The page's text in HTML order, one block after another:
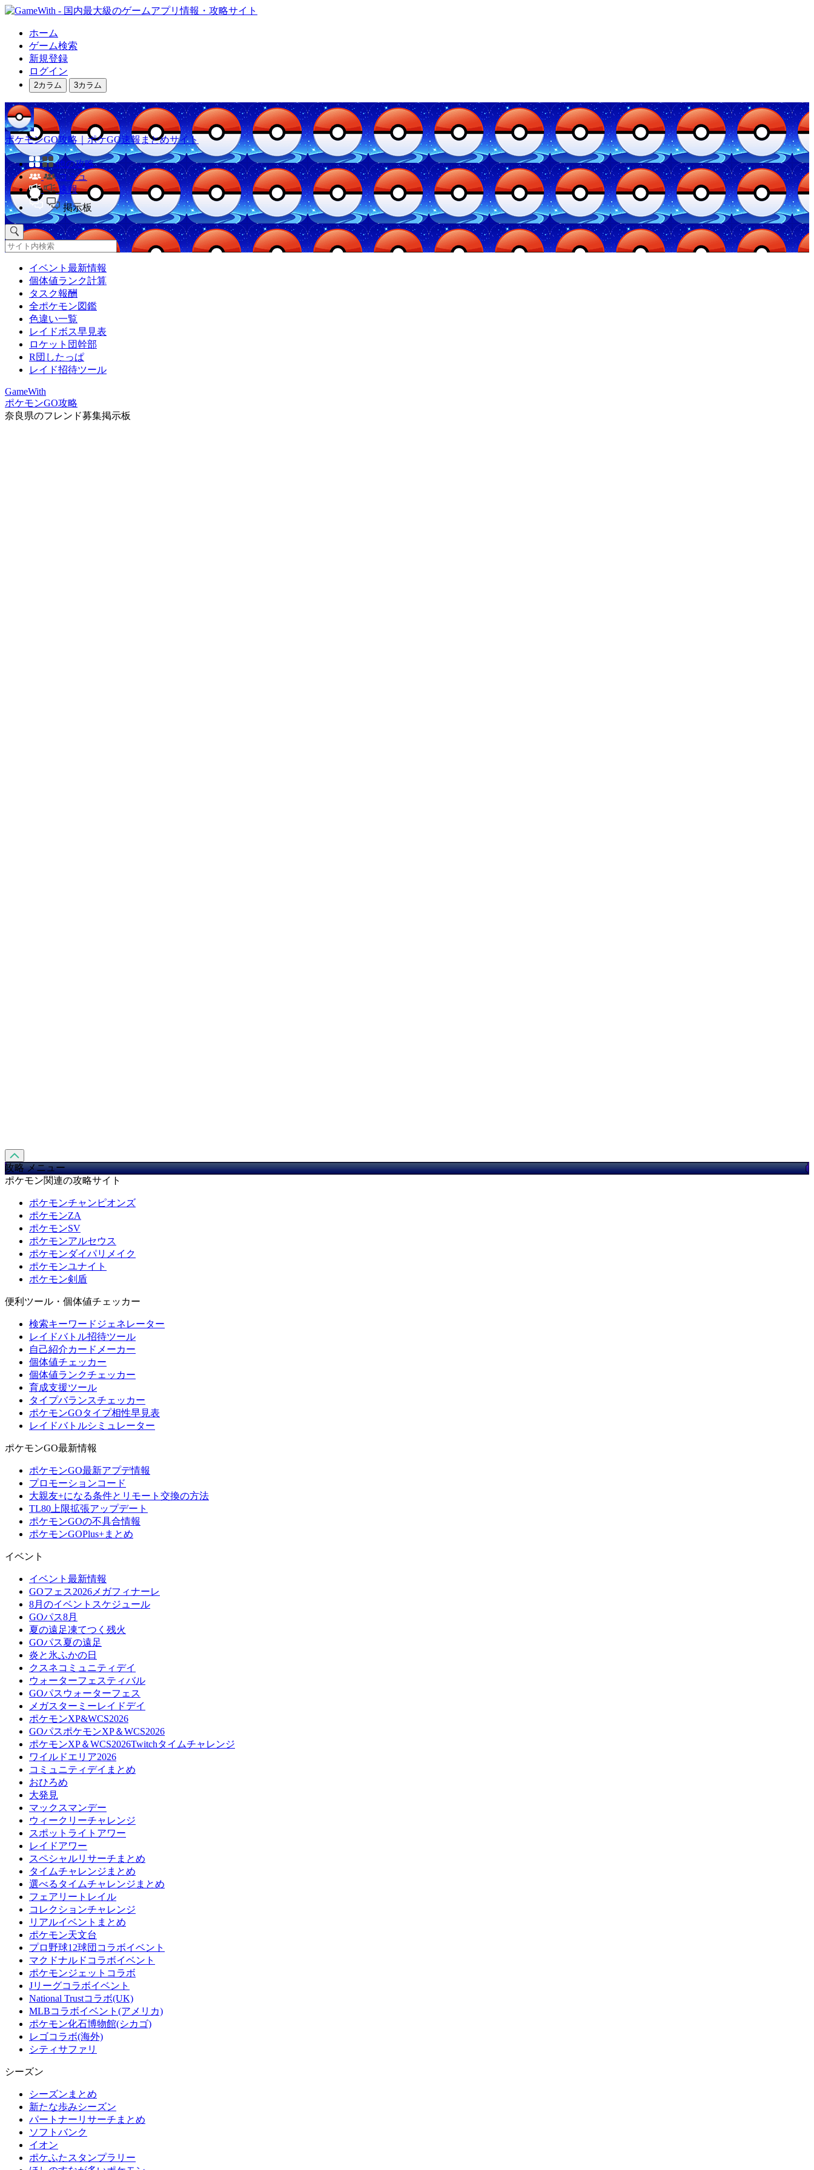
ホーム
ゲーム検索
新規登録
ログイン
2カラム 3カラム
ポケモンGO攻略｜ポケGO速報まとめサイト
他の攻略
コミュ
速報
掲示板
イベント最新情報
個体値ランク計算
タスク報酬
全ポケモン図鑑
色違い一覧
レイドボス早見表
ロケット団幹部
R団したっぱ
レイド招待ツール
GameWith
ポケモンGO攻略
奈良県のフレンド募集掲示板
攻略 メニュー
ポケモン関連の攻略サイト
ポケモンチャンピオンズ
ポケモンZA
ポケモンSV
ポケモンアルセウス
ポケモンダイパリメイク
ポケモンユナイト
ポケモン剣盾
便利ツール・個体値チェッカー
検索キーワードジェネレーター
レイドバトル招待ツール
自己紹介カードメーカー
個体値チェッカー
個体値ランクチェッカー
育成支援ツール
タイプバランスチェッカー
ポケモンGOタイプ相性早見表
レイドバトルシミュレーター
ポケモンGO最新情報
ポケモンGO最新アプデ情報
プロモーションコード
大親友+になる条件とリモート交換の方法
TL80上限拡張アップデート
ポケモンGOの不具合情報
ポケモンGOPlus+まとめ
イベント
イベント最新情報
GOフェス2026メガフィナーレ
8月のイベントスケジュール
GOパス8月
夏の遠足凍てつく残火
GOパス夏の遠足
炎と氷ふかの日
クスネコミュニティデイ
ウォーターフェスティバル
GOパスウォーターフェス
メガスターミーレイドデイ
ポケモンXP&WCS2026
GOパスポケモンXP＆WCS2026
ポケモンXP＆WCS2026Twitchタイムチャレンジ
ワイルドエリア2026
コミュニティデイまとめ
おひろめ
大発見
マックスマンデー
ウィークリーチャレンジ
スポットライトアワー
レイドアワー
スペシャルリサーチまとめ
タイムチャレンジまとめ
選べるタイムチャレンジまとめ
フェアリートレイル
コレクションチャレンジ
リアルイベントまとめ
ポケモン天文台
プロ野球12球団コラボイベント
マクドナルドコラボイベント
ポケモンジェットコラボ
Jリーグコラボイベント
National Trustコラボ(UK)
MLBコラボイベント(アメリカ)
ポケモン化石博物館(シカゴ)
レゴコラボ(海外)
シティサファリ
シーズン
シーズンまとめ
新たな歩みシーズン
パートナーリサーチまとめ
ソフトバンク
イオン
ポケふたスタンプラリー